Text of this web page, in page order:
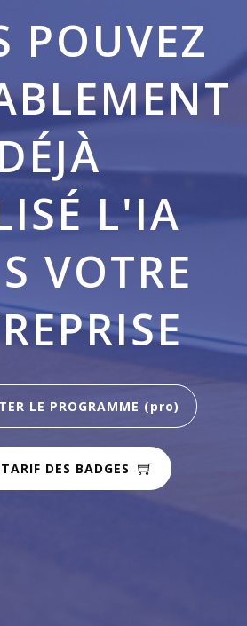
POUVEZ
L'IA
VOTRE
LE PROGRAMME (pro)
DES BADGES